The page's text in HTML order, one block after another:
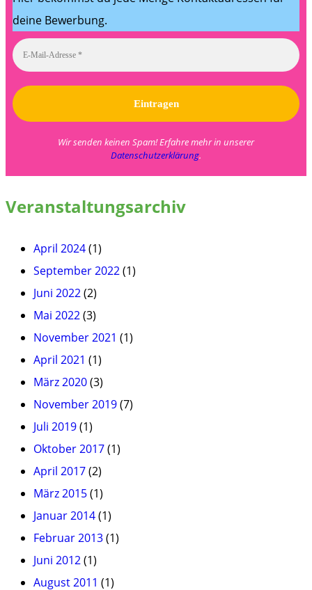
deine Bewerbung.
Wir senden keinen Spam! Erfahre mehr in unserer
Datenschutzerklärung.
Veranstaltungsarchiv
April 2024(1)
September 2022(1)
Juni 2022(2)
Mai 2022(3)
November 2021 (1)
April 2021 (1)
März 2020(3)
November 2019(7)
Juli 2019(1)
Oktober 2017(1)
April 2017(2)
März 2015(1)
Januar 2014(1)
Februar 2013(1)
Juni 2012(1)
August 2011 (1)